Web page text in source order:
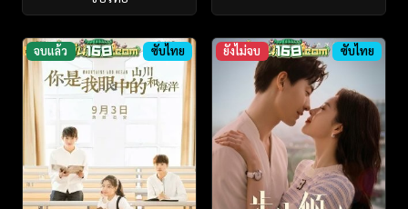
จบแล้ว ซับไทย ยังไม่จบ ซับไทย